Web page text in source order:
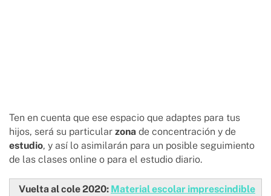
Ten en cuenta que ese espacio que adaptes para tus
hijos, será su particular zona de concentración y de
estudio, y así lo asimilarán para un posible seguimiento
de las clases online o para el estudio diario.
Vuelta al cole 2020: Material escolar imprescindible